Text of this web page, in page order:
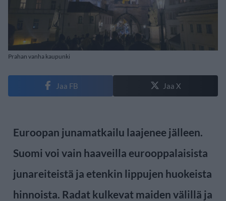
Prahan vanha kaupunki
Jaa FB Jaa X
Euroopan junamatkailu laajenee jälleen.
Suomi voi vain haaveilla eurooppalaisista
junareiteistä ja etenkin lippujen huokeista
hinnoista. Radat kulkevat maiden välillä ja